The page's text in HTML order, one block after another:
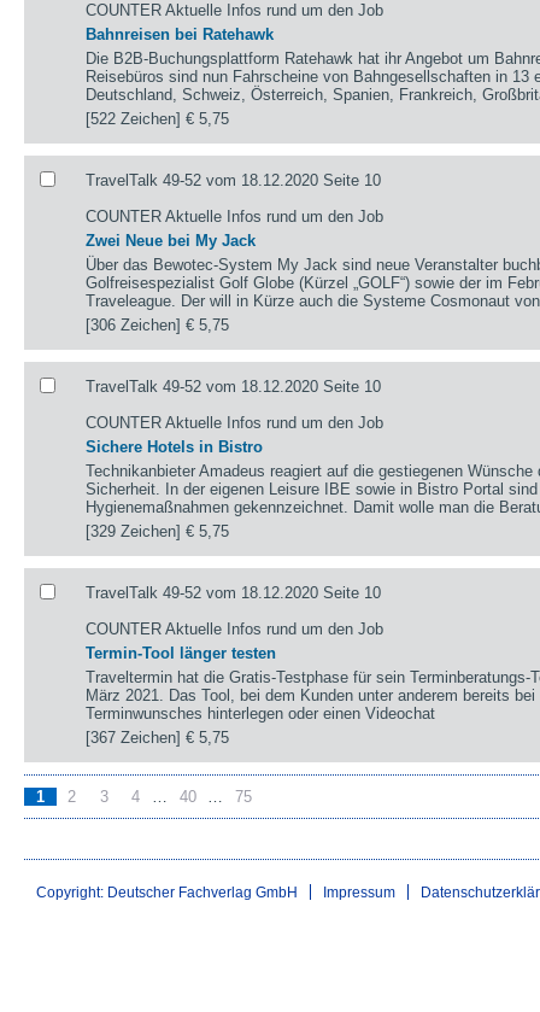
COUNTER Aktuelle Infos rund um den Job
Bahnreisen bei Ratehawk
Die B2B-Buchungsplattform Ratehawk hat ihr Angebot um
Reisebüros sind nun Fahrscheine von Bahngesellschaften in 13
Deutschland, Schweiz, Österreich, Spanien, Frankreich,
[522 Zeichen]€ 5,75
TravelTalk 49-52 vom 18.12.2020 Seite 10
COUNTER Aktuelle Infos rund um den Job
Zwei Neue bei My Jack
Über das Bewotec-System My Jack sind neue Veranstalter
Golfreisespezialist Golf Globe (Kürzel „GOLF“) sowie der im
Traveleague. Der will in Kürze auch die Systeme Cosmonaut
[306 Zeichen]€ 5,75
TravelTalk 49-52 vom 18.12.2020 Seite 10
COUNTER Aktuelle Infos rund um den Job
Sichere Hotels in Bistro
Technikanbieter Amadeus reagiert auf die gestiegenen
Sicherheit. In der eigenen Leisure IBE sowie in Bistro Portal
Hygienemaßnahmen gekennzeichnet. Damit wolle man die
[329 Zeichen]€ 5,75
TravelTalk 49-52 vom 18.12.2020 Seite 10
COUNTER Aktuelle Infos rund um den Job
Termin-Tool länger testen
Traveltermin hat die Gratis-Testphase für sein
März 2021. Das Tool, bei dem Kunden unter anderem bereits
Terminwunsches hinterlegen oder einen Videochat
[367 Zeichen]€ 5,75
1 2 3 4 40 75
Copyright: Deutscher Fachverlag GmbH Impressum